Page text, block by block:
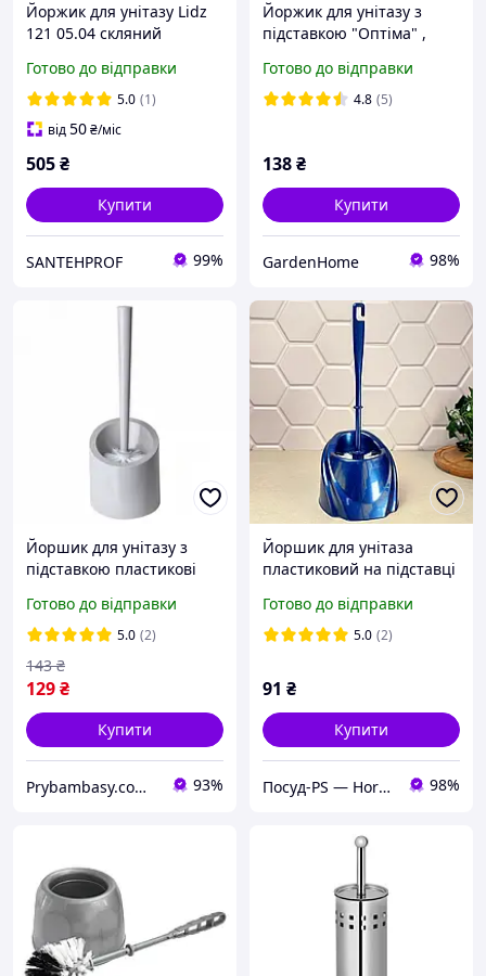
Йоржик для унітазу Lidz
121 05.04 скляний
Готово до відправки
5.0 (1)
від50₴/міс
505₴
Купити
SANTEHPROF 99%
Йоржик для унітазу з
підставкою "Оптіма" ,
Готово до відправки
4.8 (5)
138₴
Купити
GardenHome 98%
Йоршик для унітазу з
підставкою пластикові
Алеана
Готово до відправки
5.0 (2)
129₴
143 ₴
Купити
Prybambasy.com.ua - магазин товарів для дому 93%
Йоршик для унітаза
пластиковий на підставці
Готово до відправки
5.0 (2)
91 ₴
Купити
Посуд-PS — Horeca Посуд Подарунки 98%